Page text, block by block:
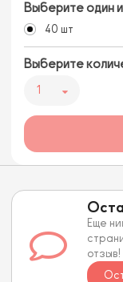
Выберите один
40 шт
Выберите
1
Еще
отзыв!